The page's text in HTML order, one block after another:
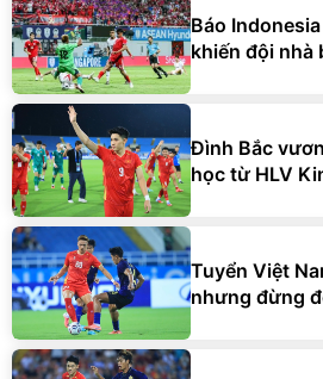
Báo
khiến đội nhà
Đình Bắc
học từ HLV
Tuyển Việt
nhưng đừng